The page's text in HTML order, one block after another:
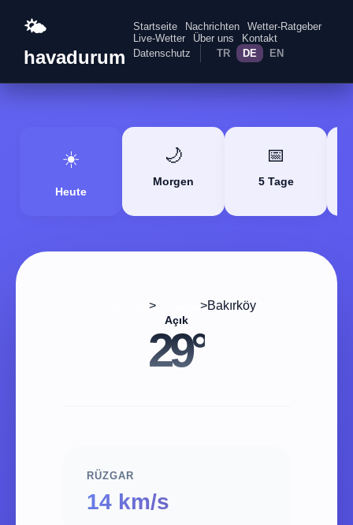
🌤️
havadurum
Startseite Nachrichten
Wetter-Ratgeber
Live-Wetter
Über uns
Kontakt
Datenschutz
TR DE EN
☀️
Heute
🌙
Morgen
📅
5 Tage
> >Bakırköy
Açık
29°
RÜZGAR
14 km/s